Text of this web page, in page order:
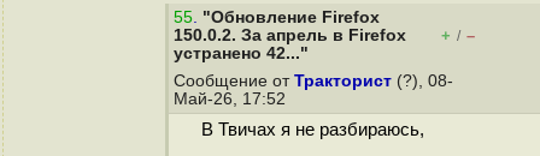
55. "Обновление Firefox
150.0.2. За апрель в Firefox
устранено 42..."
+ / –
Сообщение от Тракторист (?), 08-
Май-26, 17:52
В Твичах я не разбираюсь,